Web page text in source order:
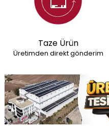
Taze Ürün
Üretimden direkt gönderim